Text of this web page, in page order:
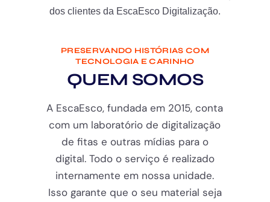
dos clientes da EscaEsco Digitalização.
PRESERVANDO HISTÓRIAS COM
TECNOLOGIA E CARINHO
QUEM SOMOS
A EscaEsco, fundada em 2015, conta
com um laboratório de digitalização
de fitas e outras mídias para o
digital. Todo o serviço é realizado
internamente em nossa unidade.
Isso garante que o seu material seja